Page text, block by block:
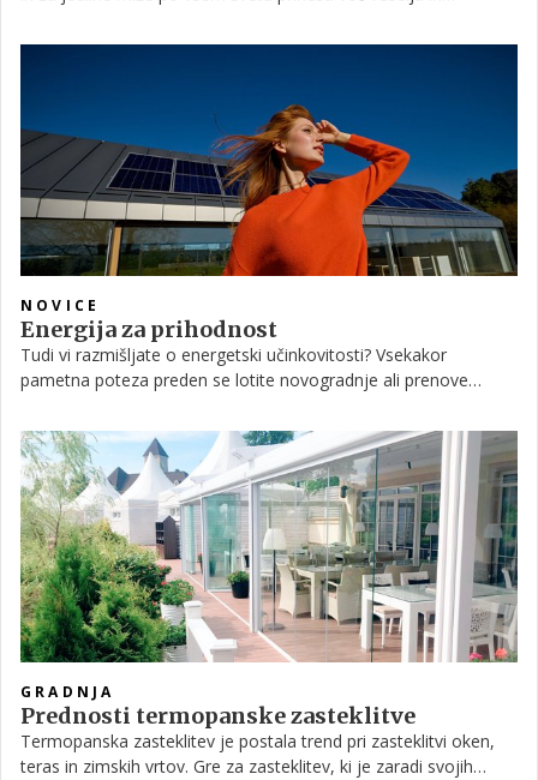
uživanje v obrokih prijetnejše, dostopnejše in bolj trajnostno za
NOVICE
Energija za prihodnost
Tudi vi razmišljate o energetski učinkovitosti? Vsekakor
pametna poteza preden se lotite novogradnje ali prenove
boste zagotovili bolj udobno in okolju prijazno bivanje.
GRADNJA
Prednosti termopanske zasteklitve
Termopanska zasteklitev je postala trend pri zasteklitvi oken,
teras in zimskih vrtov. Gre za zasteklitev, ki je zaradi svojih